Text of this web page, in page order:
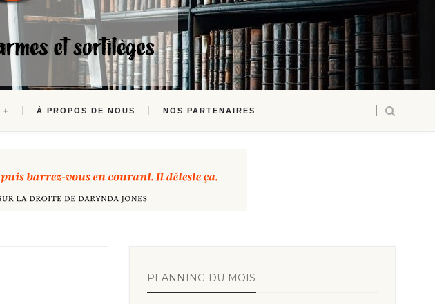
À PROPOS DE NOUS NOS PARTENAIRES
PLANNING DU MOIS